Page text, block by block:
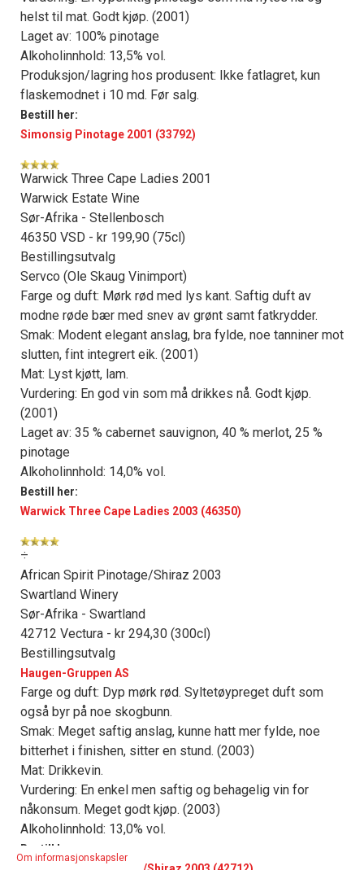
helst til mat. Godt kjøp. (2001)
Laget av: 100% pinotage
Alkoholinnhold: 13,5% vol.
Produksjon/lagring hos produsent: Ikke fatlagret, kun
flaskemodnet i 10 md. Før salg.
Bestill her:
Simonsig Pinotage 2001 (33792)
Warwick Three Cape Ladies 2001
Warwick Estate Wine
Sør-Afrika - Stellenbosch
46350 VSD - kr 199,90 (75cl)
Bestillingsutvalg
Servco (Ole Skaug Vinimport)
Farge og duft: Mørk rød med lys kant. Saftig duft av
modne røde bær med snev av grønt samt fatkrydder.
Smak: Modent elegant anslag, bra fylde, noe tanniner mot
slutten, fint integrert eik. (2001)
Mat: Lyst kjøtt, lam.
Vurdering: En god vin som må drikkes nå. Godt kjøp.
(2001)
Laget av: 35 % cabernet sauvignon, 40 % merlot, 25 %
pinotage
Alkoholinnhold: 14,0% vol.
Bestill her:
Warwick Three Cape Ladies 2003 (46350)
÷
African Spirit Pinotage/Shiraz 2003
Swartland Winery
Sør-Afrika - Swartland
42712 Vectura - kr 294,30 (300cl)
Bestillingsutvalg
Haugen-Gruppen AS
Farge og duft: Dyp mørk rød. Syltetøypreget duft som
også byr på noe skogbunn.
Smak: Meget saftig anslag, kunne hatt mer fylde, noe
bitterhet i finishen, sitter en stund. (2003)
Mat: Drikkevin.
Vurdering: En enkel men saftig og behagelig vin for
nåkonsum. Meget godt kjøp. (2003)
Alkoholinnhold: 13,0% vol.
Bestill her:
Om informasjonskapsler